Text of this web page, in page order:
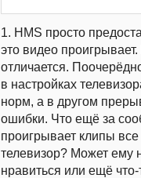
1. HMS просто
это видео
отличается.
в настройках
норм, а в другом
ошибки. Что ещё за
проигрывает клипы
телевизор? Может ему
нравиться или ещё что-